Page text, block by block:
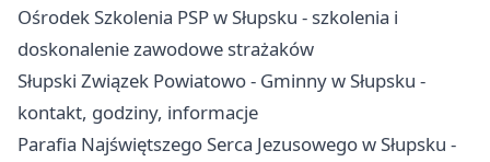
Ośrodek Szkolenia PSP w Słupsku - szkolenia i
doskonalenie zawodowe strażaków
Słupski Związek Powiatowo - Gminny w Słupsku -
kontakt, godziny, informacje
Parafia Najświętszego Serca Jezusowego w Słupsku -